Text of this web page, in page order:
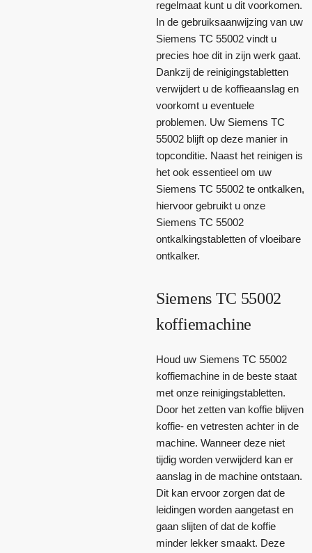
regelmaat kunt u dit voorkomen.
In de gebruiksaanwijzing van uw
Siemens TC 55002 vindt u
precies hoe dit in zijn werk gaat.
Dankzij de reinigingstabletten
verwijdert u de koffieaanslag en
voorkomt u eventuele
problemen. Uw Siemens TC
55002 blijft op deze manier in
topconditie. Naast het reinigen is
het ook essentieel om uw
Siemens TC 55002 te ontkalken,
hiervoor gebruikt u onze
Siemens TC 55002
ontkalkingstabletten of vloeibare
ontkalker.
Siemens TC 55002
koffiemachine
Houd uw Siemens TC 55002
koffiemachine in de beste staat
met onze reinigingstabletten.
Door het zetten van koffie blijven
koffie- en vetresten achter in de
machine. Wanneer deze niet
tijdig worden verwijderd kan er
aanslag in de machine ontstaan.
Dit kan ervoor zorgen dat de
leidingen worden aangetast en
gaan slijten of dat de koffie
minder lekker smaakt. Deze